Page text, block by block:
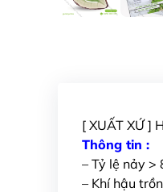
[ XUẤT XỨ ]
Thông tin :
– Tỷ lệ nảy >
– Khí hậu